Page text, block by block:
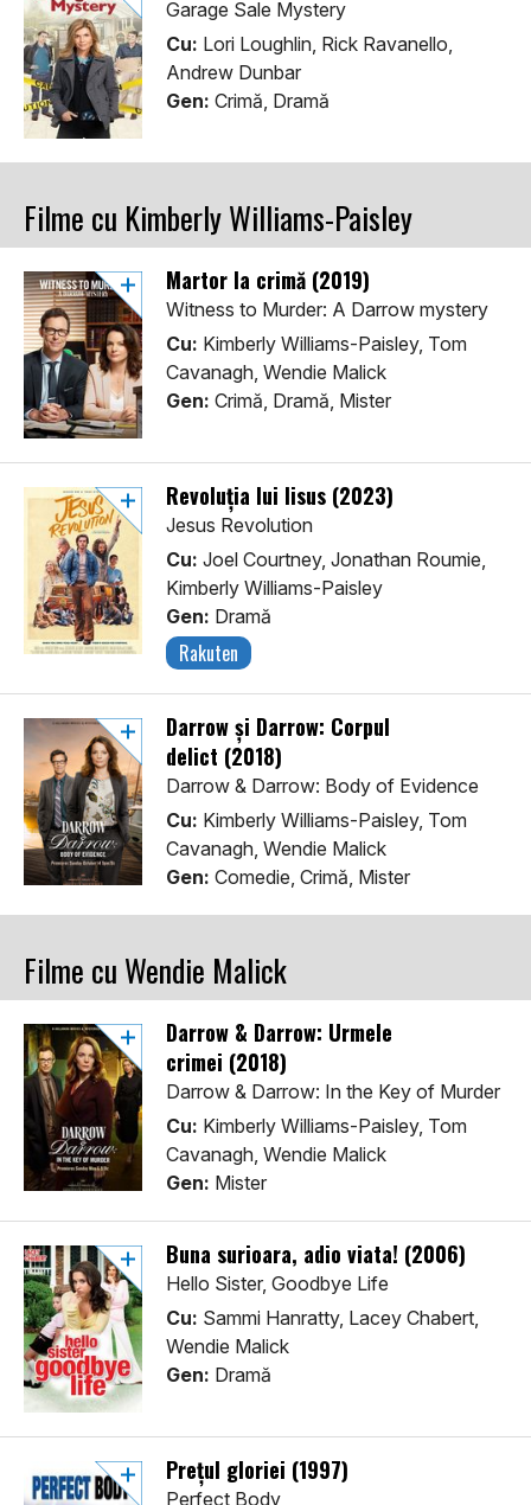
Garage Sale Mystery
Cu: Lori Loughlin, Rick Ravanello,
Andrew Dunbar
Gen: Crimă, Dramă
Filme cu Kimberly Williams-Paisley
Martor la crimă (2019)
Witness to Murder: A Darrow mystery
Cu: Kimberly Williams-Paisley, Tom
Cavanagh, Wendie Malick
Gen: Crimă, Dramă, Mister
Revoluția lui Iisus (2023)
Jesus Revolution
Cu: Joel Courtney, Jonathan Roumie,
Kimberly Williams-Paisley
Gen: Dramă
Rakuten
Darrow şi Darrow: Corpul
delict (2018)
Darrow & Darrow: Body of Evidence
Cu: Kimberly Williams-Paisley, Tom
Cavanagh, Wendie Malick
Gen: Comedie, Crimă, Mister
Filme cu Wendie Malick
Darrow & Darrow: Urmele
crimei (2018)
Darrow & Darrow: In the Key of Murder
Cu: Kimberly Williams-Paisley, Tom
Cavanagh, Wendie Malick
Gen: Mister
Buna surioara, adio viata! (2006)
Hello Sister, Goodbye Life
Cu: Sammi Hanratty, Lacey Chabert,
Wendie Malick
Gen: Dramă
Prețul gloriei (1997)
Perfect Body